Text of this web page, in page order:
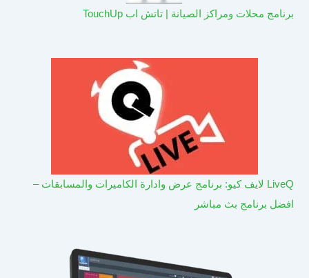
برنامج محلات ومراكز الصيانة | تاتش اب TouchUp
LiveQ لايف كيو: برنامج عرض وادارة الكاميرات والمسابقات –
افضل برنامج بث مباشر